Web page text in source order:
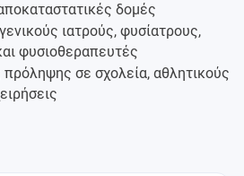
δομές
ιατρούς, φυσίατρους,
φυσιοθεραπευτές
σε σχολεία, αθλητικούς